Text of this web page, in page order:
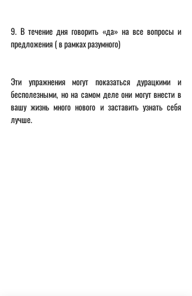
9. В течение дня говорить «да» на все вопросы и
предложения ( в рамках разумного)
Эти упражнения могут показаться дурацкими и
бесполезными, но на самом деле они могут внести в
вашу жизнь много нового и заставить узнать себя
лучше.